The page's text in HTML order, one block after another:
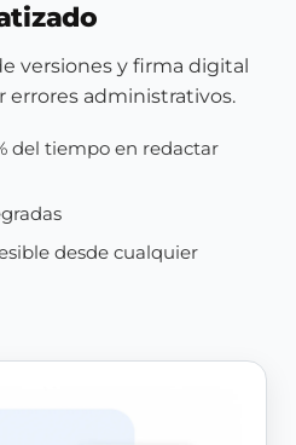
versiones y firma digital
errores administrativos.
del tiempo en redactar
desde cualquier